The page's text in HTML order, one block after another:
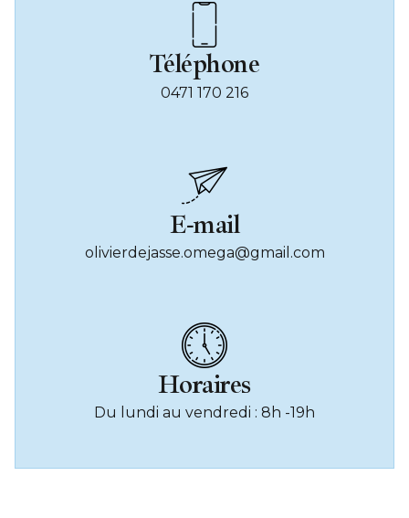
Téléphone
0471 170 216
E-mail
olivierdejasse.omega@gmail.com
Horaires
Du lundi au vendredi : 8h -19h